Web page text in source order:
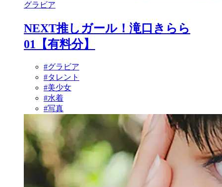
グラビア
NEXT推しガール！滝口きらら
01【有料分】
#グラビア
#タレント
#美少女
#水着
#写真